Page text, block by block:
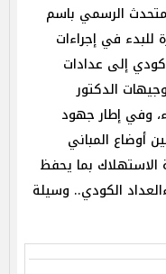
الرسمي باسم
للبدء في إجراءات
و100 ألف عداد كودي إلى عدادات
الدكتور
وفي إطار جهود
أوضاع المباني
الاستهلاك بما يحفظ
الكودي.. وسيلة